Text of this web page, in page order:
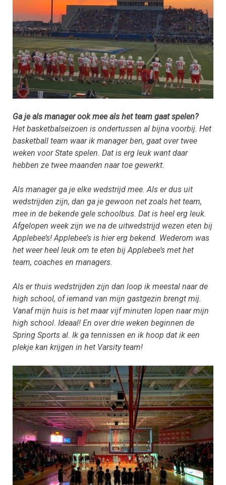
Ga je als manager ook mee als het team gaat spelen?
Het basketbalseizoen is ondertussen al bijna voorbij. Het
basketball team waar ik manager ben, gaat over twee
weken voor State spelen. Dat is erg leuk want daar
hebben ze twee maanden naar toe gewerkt.
Als manager ga je elke wedstrijd mee. Als er dus uit
wedstrijden zijn, dan ga je gewoon net zoals het team,
mee in de bekende gele schoolbus. Dat is heel erg leuk.
Afgelopen week zijn we na de uitwedstrijd wezen eten bij
Applebee’s! Applebee’s is hier erg bekend. Wederom was
het weer heel leuk om te eten bij Applebee’s met het
team, coaches en managers.
Als er thuis wedstrijden zijn dan loop ik meestal naar de
high school, of iemand van mijn gastgezin brengt mij.
Vanaf mijn huis is het maar vijf minuten lopen naar mijn
high school. Ideaal! En over drie weken beginnen de
Spring Sports al. Ik ga tennissen en ik hoop dat ik een
plekje kan krijgen in het Varsity team!